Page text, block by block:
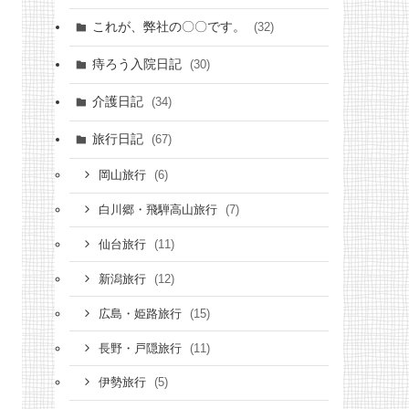
これが、弊社の〇〇です。 (32)
痔ろう入院日記 (30)
介護日記 (34)
旅行日記 (67)
岡山旅行 (6)
白川郷・飛騨高山旅行 (7)
仙台旅行 (11)
新潟旅行 (12)
広島・姫路旅行 (15)
長野・戸隠旅行 (11)
伊勢旅行 (5)